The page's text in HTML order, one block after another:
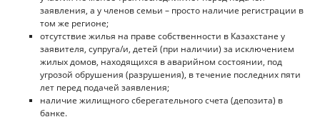
заявления, а у членов семьи – просто наличие регистрации в
том же регионе;
отсутствие жилья на праве собственности в Казахстане у
заявителя, супруга/и, детей (при наличии) за исключением
жилых домов, находящихся в аварийном состоянии, под
угрозой обрушения (разрушения), в течение последних пяти
лет перед подачей заявления;
наличие жилищного сберегательного счета (депозита) в
банке.